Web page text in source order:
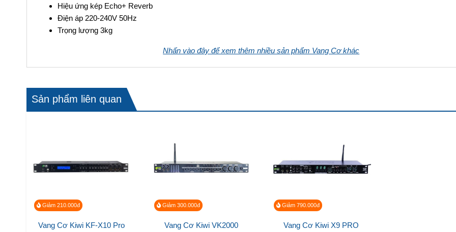
Bộ xử lý DSP 48bit
Độ méo tuyến tính 1kHz-3dB (0.03%)
Dải tần đáp ứng cho micro 40Hz-15kHz
Dải tần đáp ứng cho nhạc 20Hz-20kHz
Hiệu ứng kép Echo+ Reverb